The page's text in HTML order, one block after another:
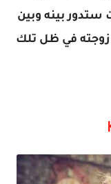
ستدور بينه وبين
زوجته في ظل تلك